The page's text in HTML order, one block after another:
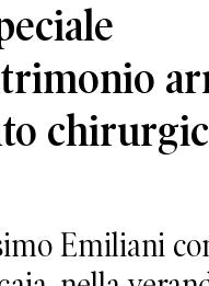
Emiliani